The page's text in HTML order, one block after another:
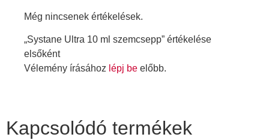
Még nincsenek értékelések.
„Systane Ultra 10 ml szemcsepp” értékelése
elsőként
Vélemény írásához lépj be előbb.
Kapcsolódó termékek